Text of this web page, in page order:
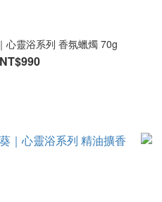
心靈浴系列 香氛蠟燭 70g
NT$990